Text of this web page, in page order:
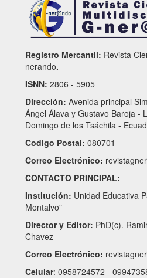
Registro Mercantil: Revista
nerando.
ISNN: 2806 - 5905
Dirección: Avenida principal
Ángel Álava y Gustavo Baroja -
Domingo de los Tsáchila -
Codigo Postal: 080701
Correo Electrónico:
CONTACTO PRINCIPAL:
Institución: Unidad Educativa
Montalvo"
Director y Editor: PhD(c).
Chavez
Correo Electrónico:
Celular: 0958724572 -